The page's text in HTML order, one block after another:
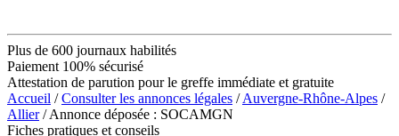
Plus de 600 journaux habilités
Paiement 100% sécurisé
Attestation de parution pour le greffe immédiate et gratuite
Accueil /Consulter les annonces légales /Auvergne-Rhône-Alpes /
Allier/ Annonce déposée : SOCAMGN
Fiches pratiques et conseils